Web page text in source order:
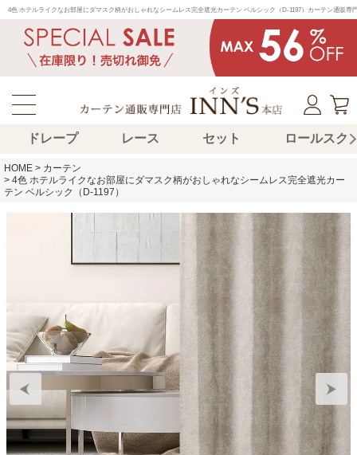
4色 ホテルライクなお部屋にダマスク柄がおしゃれなシームレス完全遮光カーテン ベルシック（D-1197）カーテン通販
ドレープ レース セット ロールスク
HOME
カーテン
4色 ホテルライクなお部屋にダマスク柄がおしゃれなシームレス完全遮光カー
テン ベルシック（D-1197）